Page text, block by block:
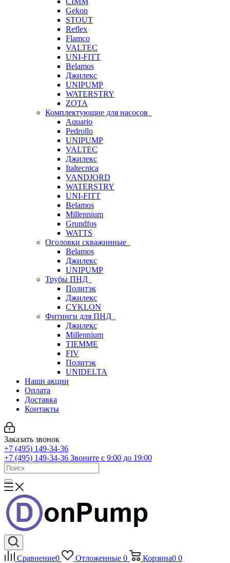
Gekon
STOUT
Reflex
Flamco
VALTEC
UNI-FITT
Belamos
Джилекс
UNIPUMP
WATERSTRY
ZOTA
Комплектующие для насосов
Aquario
Pedrollo
UNIPUMP
VALTEC
Джилекс
Italtecnica
VANDJORD
WATERSTRY
UNI-FITT
Belamos
Millennium
Grundfos
WATTS
Оголовки скважинные
Belamos
Джилекс
UNIPUMP
Трубы ПНД
Политэк
Джилекс
CYKLON
Фитинги для ПНД
Джилекс
Millennium
TIEMME
FIV
Политэк
UNIDELTA
Наши акции
Оплата
Доставка
Контакты
Заказать звонок
+7 (495) 149-34-36
+7 (495) 149-34-36 Звоните с 9:00 до 19:00
Сравнение0 Отложенные 0 Корзина0 0